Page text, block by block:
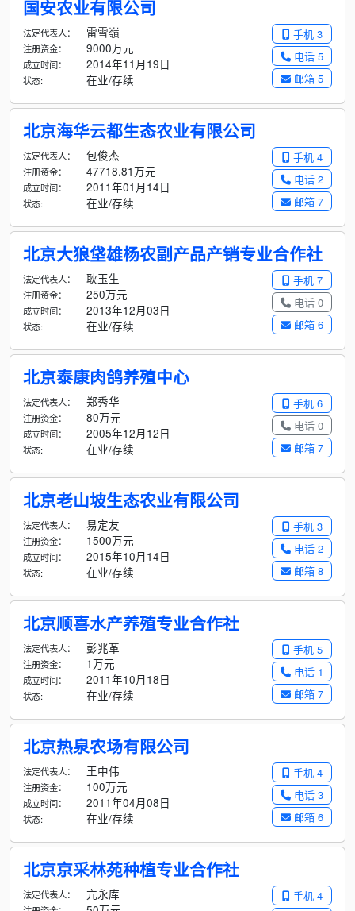
国安农业有限公司
手机 3
电话 5
邮箱 5
法定代表人： 雷雪嶺
注册资金： 9000万元
成立时间： 2014年11月19日
状态: 在业/存续
北京海华云都生态农业有限公司
手机 4
电话 2
邮箱 7
法定代表人： 包俊杰
注册资金： 47718.81万元
成立时间： 2011年01月14日
状态: 在业/存续
北京大狼垡雄杨农副产品产销专业合作社
手机 7
电话 0
邮箱 6
法定代表人： 耿玉生
注册资金： 250万元
成立时间： 2013年12月03日
状态: 在业/存续
北京泰康肉鸽养殖中心
手机 6
电话 0
邮箱 7
法定代表人： 郑秀华
注册资金： 80万元
成立时间： 2005年12月12日
状态: 在业/存续
北京老山坡生态农业有限公司
手机 3
电话 2
邮箱 8
法定代表人： 易定友
注册资金： 1500万元
成立时间： 2015年10月14日
状态: 在业/存续
北京顺喜水产养殖专业合作社
手机 5
电话 1
邮箱 7
法定代表人： 彭兆革
注册资金： 1万元
成立时间： 2011年10月18日
状态: 在业/存续
北京热泉农场有限公司
手机 4
电话 3
邮箱 6
法定代表人： 王中伟
注册资金： 100万元
成立时间： 2011年04月08日
状态: 在业/存续
北京京采林苑种植专业合作社
手机 4
法定代表人： 亢永库